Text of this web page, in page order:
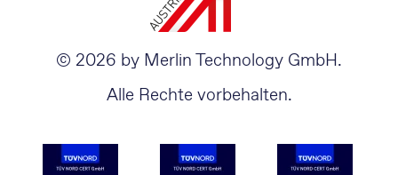
© 2026 by Merlin Technology GmbH.
Alle Rechte vorbehalten.